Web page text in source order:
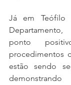
Já em Teófilo
ponto
procedimentos
estão sendo